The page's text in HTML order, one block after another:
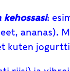
:
ananas).
kuten